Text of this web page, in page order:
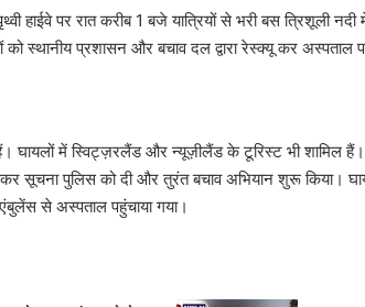
हाईवे पर रात करीब 1 बजे यात्रियों से भरी बस त्रिशूली
स्थानीय प्रशासन और बचाव दल द्वारा रेस्क्यू कर अस्पताल
घायलों में स्विट्ज़रलैंड और न्यूज़ीलैंड के टूरिस्ट भी शामिल हैं।
सूचना पुलिस को दी और तुरंत बचाव अभियान शुरू किया।
से अस्पताल पहुंचाया गया।